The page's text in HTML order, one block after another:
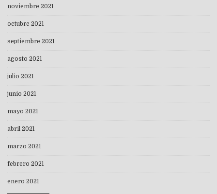
noviembre 2021
octubre 2021
septiembre 2021
agosto 2021
julio 2021
junio 2021
mayo 2021
abril 2021
marzo 2021
febrero 2021
enero 2021